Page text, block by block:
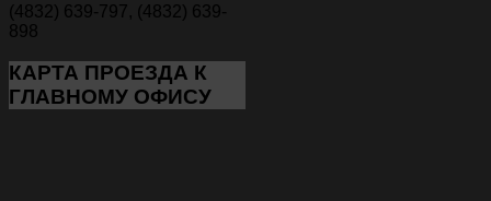
(4832) 639-797, (4832) 639-
898
КАРТА ПРОЕЗДА К
ГЛАВНОМУ ОФИСУ